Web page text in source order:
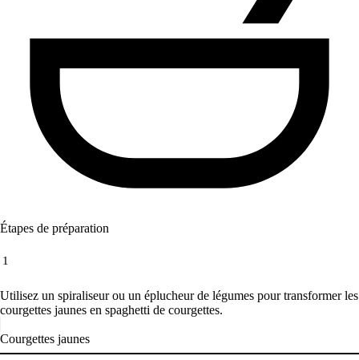
Étapes de préparation
1
Utilisez un spiraliseur ou un éplucheur de légumes pour transformer les
courgettes jaunes en spaghetti de courgettes.
Courgettes jaunes